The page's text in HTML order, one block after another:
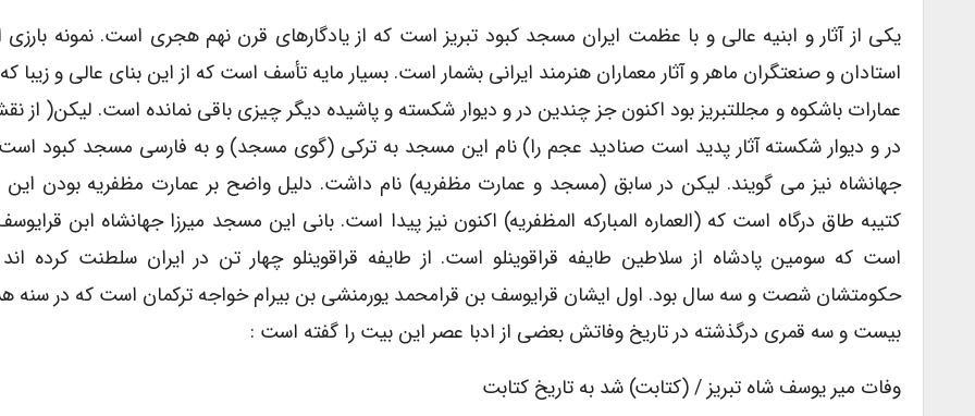
یکی از آثار و ابنیه عالی و با عظمت ایران مسجد کبود تبریز است که از یادگارهای قرن نهم هجری است. نمونه بارزی
استادان و صنعتگران ماهر و آثار معماران هنرمند ایرانی بشمار است. بسیار مایه تأسف است که از این بنای عالی و زیبا
عمارات باشکوه و مجللتبریز بود اکنون جز چندین در و دیوار شکسته و پاشیده دیگر چیزی باقی نمانده است. لیکن( از
در و دیوار شکسته آثار پدید است صنادید عجم را) نام این مسجد به ترکی (گوی مسجد) و به فارسی مسجد کبود
جهانشاه نیز می گویند. لیکن در سابق (مسجد و عمارت مظفریه) نام داشت. دلیل واضح بر عمارت مظفریه بودن این
کتیبه طاق درگاه است که (العماره المبارکه المظفریه) اکنون نیز پیدا است. بانی این مسجد میرزا جهانشاه ابن
است که سومین پادشاه از سلاطین طایفه قراقوینلو است. از طایفه قراقوینلو چهار تن در ایران سلطنت کرده
حکومتشان شصت و سه سال بود. اول ایشان قرایوسف بن قرامحمد یورمنشی بن بیرام خواجه ترکمان است که در سنه
بیست و سه قمری درگذشته در تاریخ وفاتش بعضی از ادبا عصر این بیت را گفته است :
وفات میر یوسف شاه تبریز / (کتابت) شد به تاریخ کتابت